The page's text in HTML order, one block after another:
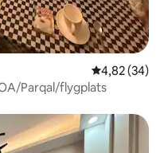
4,82 av 5 i
4,82 (34)
Parqal/flygplats